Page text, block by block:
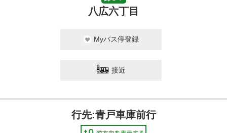
八広六丁目
Myバス停登録
接近
行先:青戸車庫前行